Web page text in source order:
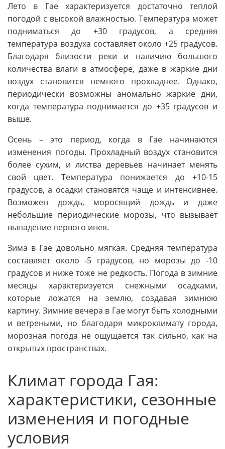
Лето в Гае характеризуется достаточно теплой
погодой с высокой влажностью. Температура может
подниматься до +30 градусов, а средняя
температура воздуха составляет около +25 градусов.
Благодаря близости реки и наличию большого
количества влаги в атмосфере, даже в жаркие дни
воздух становится немного прохладнее. Однако,
периодически возможны аномально жаркие дни,
когда температура поднимается до +35 градусов и
выше.
Осень – это период, когда в Гае начинаются
изменения погоды. Прохладный воздух становится
более сухим, и листва деревьев начинает менять
свой цвет. Температура понижается до +10-15
градусов, а осадки становятся чаще и интенсивнее.
Возможен дождь, моросящий дождь и даже
небольшие периодические морозы, что вызывает
выпадение первого инея.
Зима в Гае довольно мягкая. Средняя температура
составляет около -5 градусов, но морозы до -10
градусов и ниже тоже не редкость. Погода в зимние
месяцы характеризуется снежными осадками,
которые ложатся на землю, создавая зимнюю
картину. Зимние вечера в Гае могут быть холодными
и ветреными, но благодаря микроклимату города,
морозная погода не ощущается так сильно, как на
открытых пространствах.
Климат города Гая:
характеристики, сезонные
изменения и погодные
условия